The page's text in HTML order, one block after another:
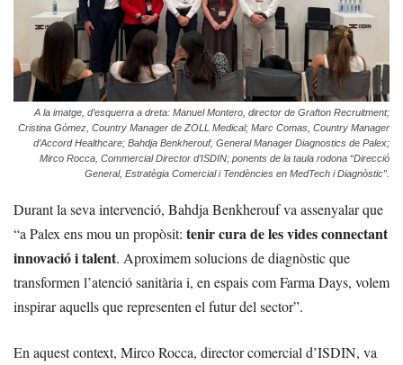
A la imatge, d’esquerra a dreta: Manuel Montero, director de Grafton Recruitment;
Cristina Gómez, Country Manager de ZOLL Medical; Marc Comas, Country Manager
d’Accord Healthcare; Bahdja Benkherouf, General Manager Diagnostics de Palex;
Mirco Rocca, Commercial Director d’ISDIN; ponents de la taula rodona “Direcció
General, Estratègia Comercial i Tendències en MedTech i Diagnòstic”.
Durant la seva intervenció, Bahdja Benkherouf va assenyalar que
“a Palex ens mou un propòsit: tenir cura de les vides connectant
innovació i talent. Aproximem solucions de diagnòstic que
transformen l’atenció sanitària i, en espais com Farma Days, volem
inspirar aquells que representen el futur del sector”.
En aquest context, Mirco Rocca, director comercial d’ISDIN, va